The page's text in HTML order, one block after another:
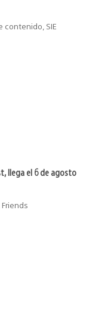
contenido, SIE
llega el 6 de agosto